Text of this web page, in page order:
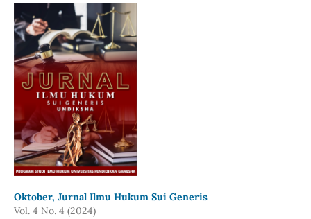
Oktober, Jurnal Ilmu Hukum Sui Generis
Vol. 4 No. 4 (2024)